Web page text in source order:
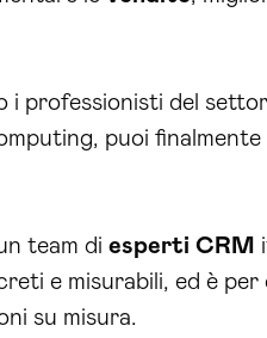
i professionisti del
puoi
team di esperti CRM
e misurabili, ed è per
su misura.